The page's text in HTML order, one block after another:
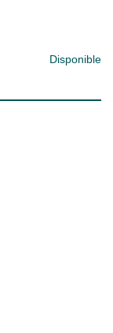
Disponible